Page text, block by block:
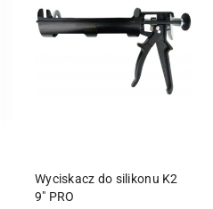
Wyciskacz do silikonu K2
9" PRO
DODAJ DO KOSZYKA